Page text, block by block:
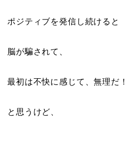
ポジティブを発信し続けると
脳が騙されて、
最初は不快に感じて、無理だ！
と思うけど、